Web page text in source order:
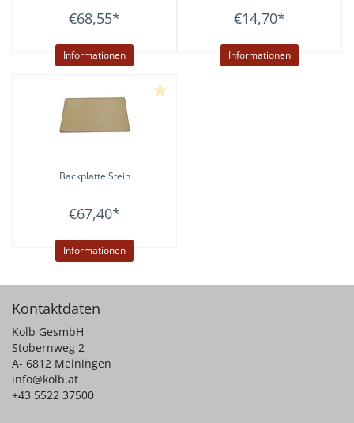
€68,55*
Informationen
€14,70*
Informationen
Backplatte Stein
€67,40*
Informationen
Kontaktdaten
Kolb GesmbH
Stobernweg 2
A- 6812 Meiningen
info@kolb.at
+43 5522 37500